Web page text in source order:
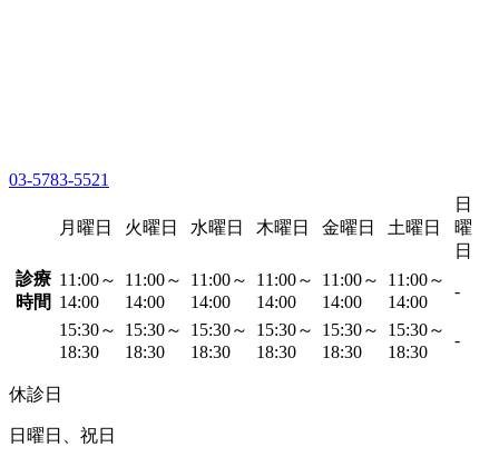
03-5783-5521
月曜日 火曜日 水曜日 木曜日 金曜日 土曜日
日
曜
日
診療
時間
11:00～
14:00
11:00～
14:00
11:00～
14:00
11:00～
14:00
11:00～
14:00
11:00～
14:00
-
15:30～
18:30
15:30～
18:30
15:30～
18:30
15:30～
18:30
15:30～
18:30
15:30～
18:30
-
休診日
日曜日、祝日